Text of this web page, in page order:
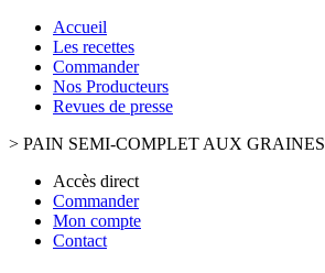
Accueil
Les recettes
Commander
Nos Producteurs
Revues de presse
> PAIN SEMI-COMPLET AUX GRAINES
Accès direct
Commander
Mon compte
Contact